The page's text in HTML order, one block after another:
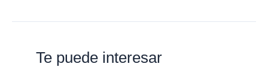
Te puede interesar